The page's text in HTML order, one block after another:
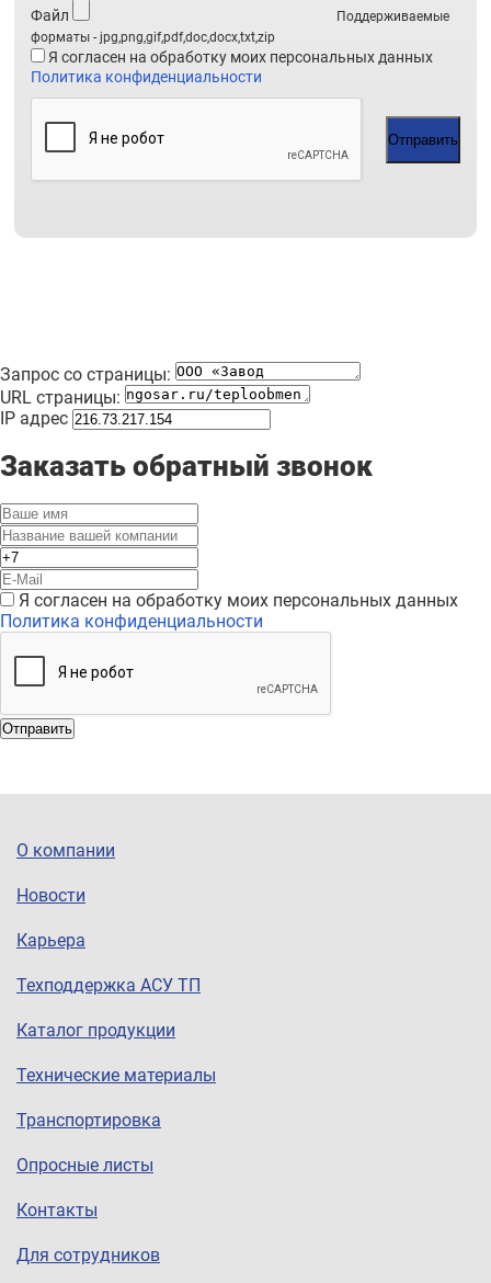
Файл
Поддерживаемые
форматы - jpg,png,gif,pdf,doc,docx,txt,zip
Я согласен на обработку моих персональных данных
Политика конфиденциальности
Отправить
Запрос со страницы:
URL страницы:
IP адрес
Заказать обратный звонок
Я согласен на обработку моих персональных данных
Политика конфиденциальности
Отправить
О компании
Новости
Карьера
Техподдержка АСУ ТП
Каталог продукции
Технические материалы
Транспортировка
Опросные листы
Контакты
Для сотрудников